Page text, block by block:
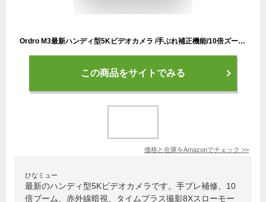
Ordro M3最新ハンディ型5Kビデオカメラ /手ぶれ補正機能/10倍ズーム/赤外線暗視/タイムラプス撮影/8Xスローモーション/Webカメラ/WiFiアプリ接続
この商品をサイトでみる
価格と在庫をAmazonでチェック >>
ひなミュー
最新のハンディ型5Kビデオカメラです。手ブレ補修、10
倍ブーム、赤外線暗視、タイムプラス撮影8Xスローモー